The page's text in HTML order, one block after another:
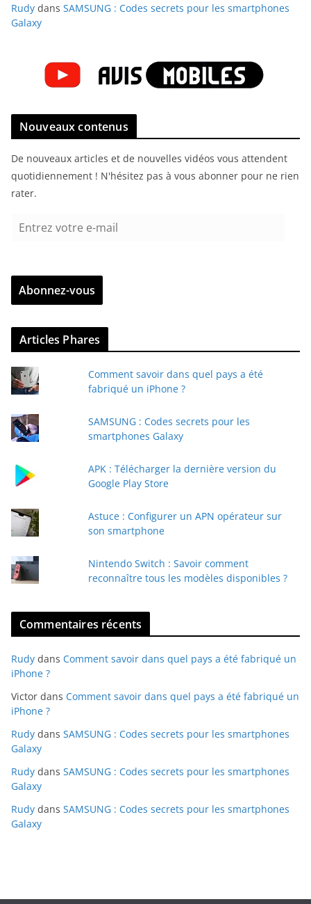
Rudy dans SAMSUNG : Codes secrets pour les smartphones
Galaxy
Nouveaux contenus
De nouveaux articles et de nouvelles vidéos vous attendent
quotidiennement ! N'hésitez pas à vous abonner pour ne rien
rater.
r
z
v
r
e
e
a
Abonnez-vous
Articles Phares
Comment savoir dans quel pays a été
fabriqué un iPhone ?
SAMSUNG : Codes secrets pour les
smartphones Galaxy
APK : Télécharger la dernière version du
Google Play Store
Astuce : Configurer un APN opérateur sur
son smartphone
Nintendo Switch : Savoir comment
reconnaître tous les modèles disponibles ?
Commentaires récents
Rudy dans Comment savoir dans quel pays a été fabriqué un
iPhone ?
Victor dans Comment savoir dans quel pays a été fabriqué un
iPhone ?
Rudy dans SAMSUNG : Codes secrets pour les smartphones
Galaxy
Rudy dans SAMSUNG : Codes secrets pour les smartphones
Galaxy
Rudy dans SAMSUNG : Codes secrets pour les smartphones
Galaxy